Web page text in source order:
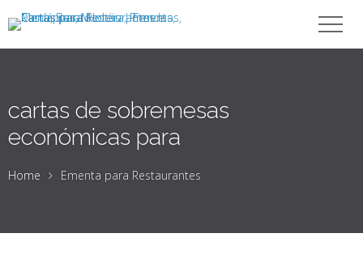
cartas de sobremesas
económicas para
Home Ementa para Restaurantes